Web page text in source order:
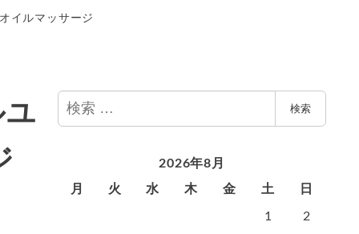
イルマッサージ
ユ
検
索
検索
2026年8月
月
火 水 木 金 土 日
1 2